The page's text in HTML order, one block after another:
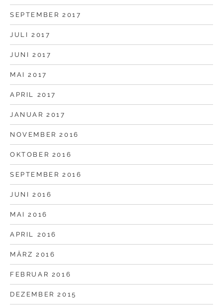
SEPTEMBER 2017
JULI 2017
JUNI 2017
MAI 2017
APRIL 2017
JANUAR 2017
NOVEMBER 2016
OKTOBER 2016
SEPTEMBER 2016
JUNI 2016
MAI 2016
APRIL 2016
MÄRZ 2016
FEBRUAR 2016
DEZEMBER 2015